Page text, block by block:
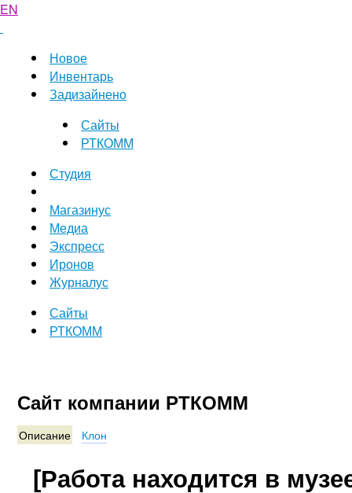
EN
Новое
Инвентарь
Задизайнено
Сайты
РТКОММ
Студия
Магазинус
Медиа
Экспресс
Иронов
Журналус
Сайты
РТКОММ
Сайт компании РТКОММ
Описание Клон
[Работа находится в